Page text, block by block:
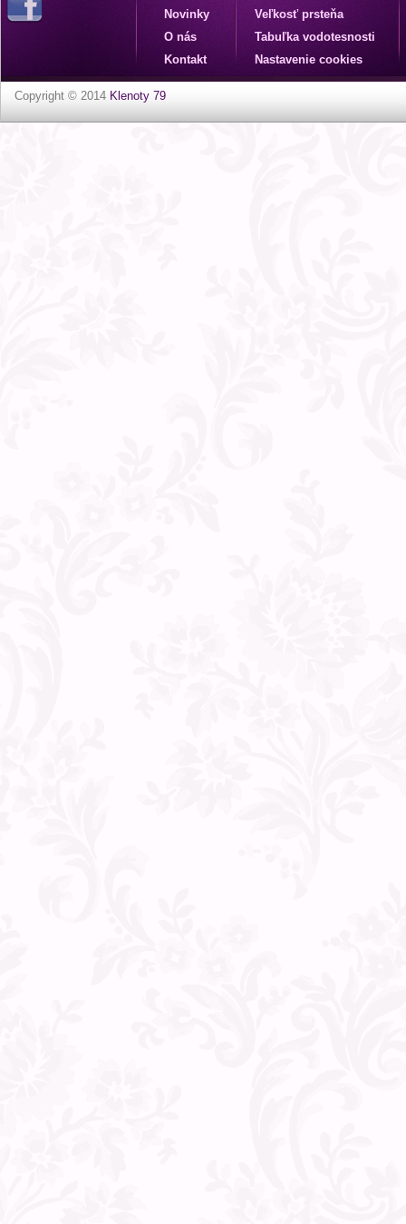
Novinky
O nás
Kontakt
Veľkosť prsteňa
Tabuľka vodotesnosti
Nastavenie cookies
Copyright © 2014 Klenoty 79